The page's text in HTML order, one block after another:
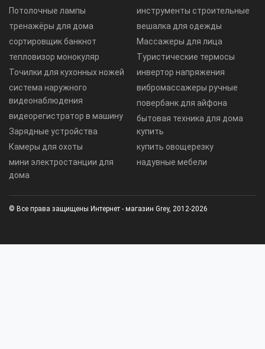
Потолочные лампы
тренажёры для дома
сортировщик банкнот
тепловизор монокуляр
Точилки для кухонных ножей
система наружного
видеонаблюдения
видеорегистратор в машину
Зарядные устройства
Камеры для охоты
мини электростанции для
дома
инструменты строительные
вешалка для одежды
Массажеры для лица
Туристические термосы
инвертор напряжения
вибромассажеры ручные
повербанк для айфона
бытовая техника для дома
купить
купить овощерезку
надувные мебели
© Все права защищены Интернет - магазин Grey, 2012-2026